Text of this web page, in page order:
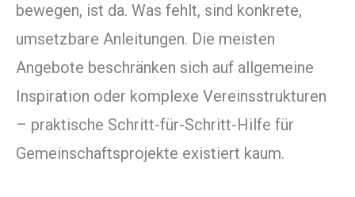
bewegen, ist da. Was fehlt, sind konkrete,
umsetzbare Anleitungen. Die meisten
Angebote beschränken sich auf allgemeine
Inspiration oder komplexe Vereinsstrukturen
– praktische Schritt-für-Schritt-Hilfe für
Gemeinschaftsprojekte existiert kaum.